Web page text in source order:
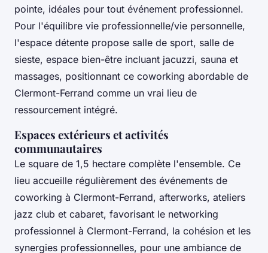
pointe, idéales pour tout événement professionnel.
Pour l'équilibre vie professionnelle/vie personnelle,
l'espace détente propose salle de sport, salle de
sieste, espace bien-être incluant jacuzzi, sauna et
massages, positionnant ce coworking abordable de
Clermont-Ferrand comme un vrai lieu de
ressourcement intégré.
Espaces extérieurs et activités
communautaires
Le square de 1,5 hectare complète l'ensemble. Ce
lieu accueille régulièrement des événements de
coworking à Clermont-Ferrand, afterworks, ateliers
jazz club et cabaret, favorisant le networking
professionnel à Clermont-Ferrand, la cohésion et les
synergies professionnelles, pour une ambiance de